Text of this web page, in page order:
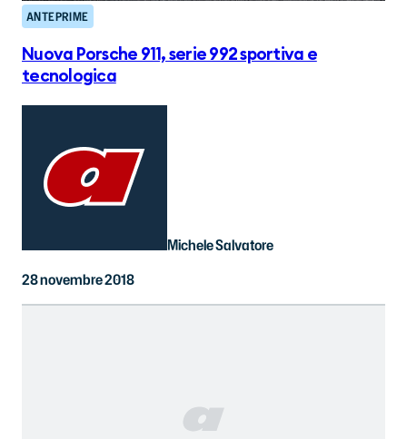
ANTEPRIME
Nuova Porsche 911, serie 992 sportiva e
tecnologica
Michele Salvatore
28 novembre 2018